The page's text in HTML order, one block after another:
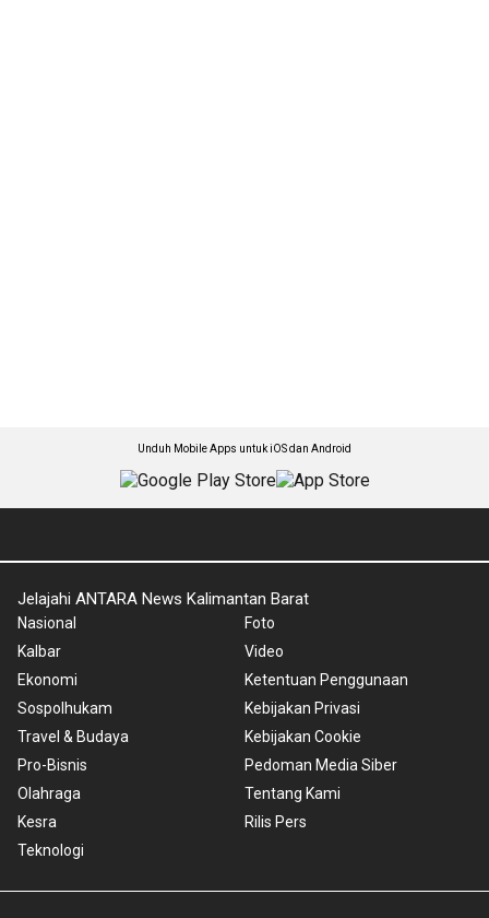
Unduh Mobile Apps untuk iOS dan Android
Jelajahi ANTARA News Kalimantan Barat
Nasional
Kalbar
Ekonomi
Sospolhukam
Travel & Budaya
Pro-Bisnis
Olahraga
Kesra
Teknologi
Foto
Video
Ketentuan Penggunaan
Kebijakan Privasi
Kebijakan Cookie
Pedoman Media Siber
Tentang Kami
Rilis Pers